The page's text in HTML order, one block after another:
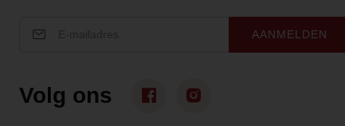
AANMELDEN
Volg ons